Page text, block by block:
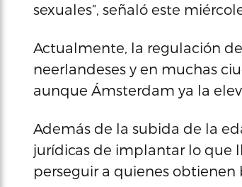
sexuales”, señaló este
Actualmente, la regulación
neerlandeses y en muchas
aunque Ámsterdam ya la
Además de la subida de la
jurídicas de implantar lo que
perseguir a quienes